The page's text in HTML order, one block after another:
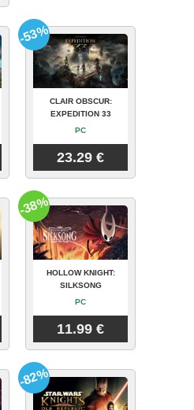
CLAIR OBSCUR:
EXPEDITION 33
PC
23.29 €
-53%
HOLLOW KNIGHT:
SILKSONG
PC
11.99 €
-38%
-82%